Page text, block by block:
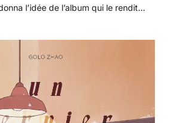
l’idée de l’album qui le rendit...